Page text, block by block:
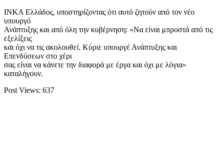
ΙΝΚΑ Ελλάδος, υποστηρίζοντας ότι αυτό ζητούν από τον νέο
υπουργό
Ανάπτυξης και από όλη την κυβέρνηση: «Να είναι μπροστά από τις
εξελίξεις
και όχι να τις ακολουθεί. Κύριε υπουργέ Ανάπτυξης και
Επενδύσεων στο χέρι
σας είναι να κάνετε την διαφορά με έργα και όχι με λόγια»
καταλήγουν.
Post Views: 637